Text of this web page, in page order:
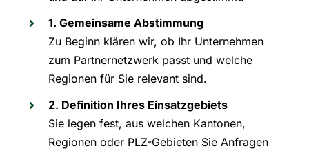
1. Gemeinsame Abstimmung
Zu Beginn klären wir, ob Ihr Unternehmen
zum Partnernetzwerk passt und welche
Regionen für Sie relevant sind.
2. Definition Ihres Einsatzgebiets
Sie legen fest, aus welchen Kantonen,
Regionen oder PLZ-Gebieten Sie Anfragen